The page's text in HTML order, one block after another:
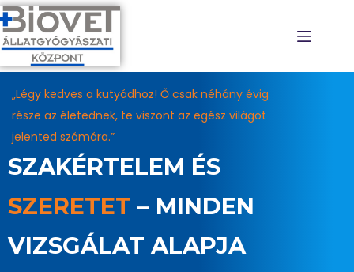
RÓLUNK
„Légy kedves a kutyádhoz! Ő csak néhány évig
része az életednek, te viszont az egész világot
jelented számára.”
SZAKÉRTELEM ÉS
SZERETET – MINDEN
VIZSGÁLAT ALAPJA